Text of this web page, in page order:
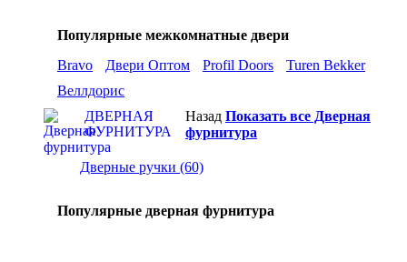
Популярные межкомнатные двери
Bravo
Двери Оптом Profil Doors
Turen Bekker
Веллдорис
ДВЕРНАЯ
ФУРНИТУРА
Назад Показать все Дверная
фурнитура
Дверные ручки (60)
Популярные дверная фурнитура